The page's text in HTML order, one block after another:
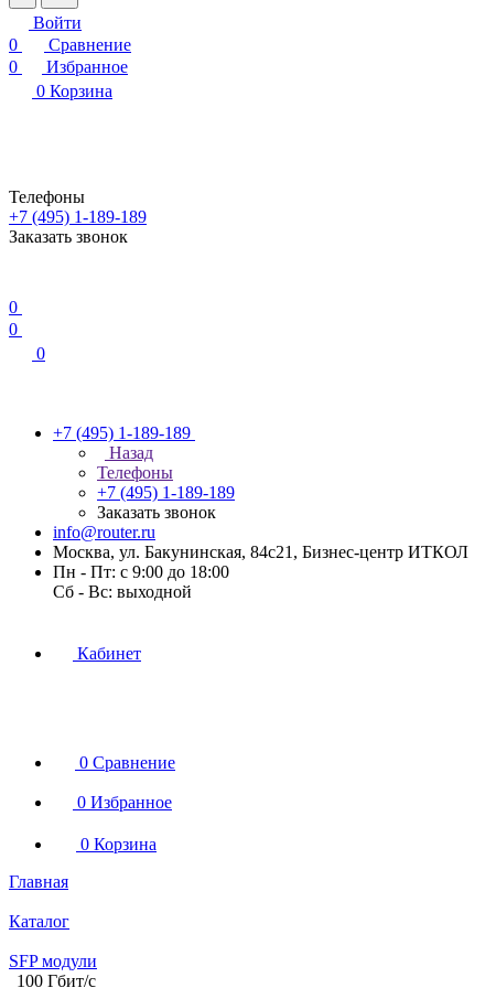
Войти
0
Сравнение
0
Избранное
0 Корзина
Телефоны
+7 (495) 1-189-189
Заказать звонок
0
0
0
+7 (495) 1-189-189
Назад
Телефоны
+7 (495) 1-189-189
Заказать звонок
info@router.ru
Москва, ул. Бакунинская, 84с21, Бизнес-центр ИТКОЛ
Пн - Пт: с 9:00 до 18:00
Cб - Вс: выходной
Кабинет
0 Сравнение
0 Избранное
0 Корзина
Главная
Каталог
SFP модули
100 Гбит/с